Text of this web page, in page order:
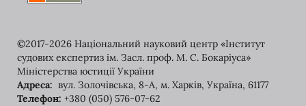
©2017-2026 Національний науковий центр «Інститут
судових експертиз ім. Засл. проф. М. С. Бокаріуса»
Міністерства юстиції України
Адреса: вул. Золочівська, 8-A, м. Харків, Україна, 61177
Телефон: +380 (050) 576-07-62